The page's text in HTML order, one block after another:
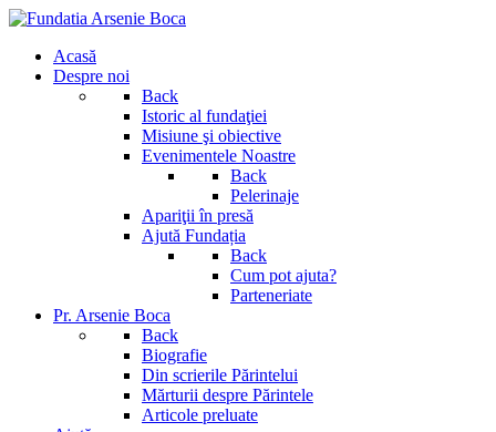
Acasă
Despre noi
Back
Istoric al fundaţiei
Misiune şi obiective
Evenimentele Noastre
Back
Pelerinaje
Apariţii în presă
Ajută Fundația
Back
Cum pot ajuta?
Parteneriate
Pr. Arsenie Boca
Back
Biografie
Din scrierile Părintelui
Mărturii despre Părintele
Articole preluate